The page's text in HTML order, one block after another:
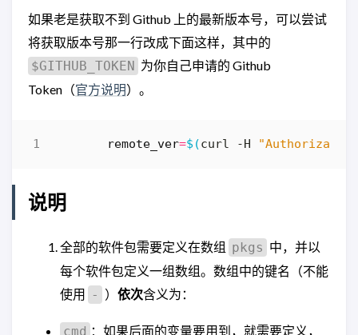
如果老是获取不到 Github 上的最新版本号，可以尝试
将获取版本号那一行改成下面这样，其中的
$GITHUB_TOKEN 为你自己申请的 Github
Token（官方说明）。
remote_ver=$(curl -H
说明
全部的软件包需要定义在数组 pkgs 中，并以
每个软件包定义一组数组。数组中的键名（不能
使用
- ） 依次含义为：
cmd ：如果后面的变量要用到，就需要定义，